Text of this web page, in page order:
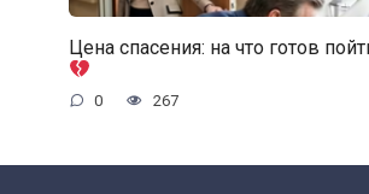
Цена спасения: на что готов
0 267